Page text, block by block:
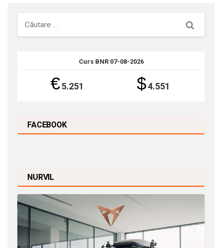
Căutare
Curs BNR 07-08-2026
€5.251 $4.551
FACEBOOK
NURVIL